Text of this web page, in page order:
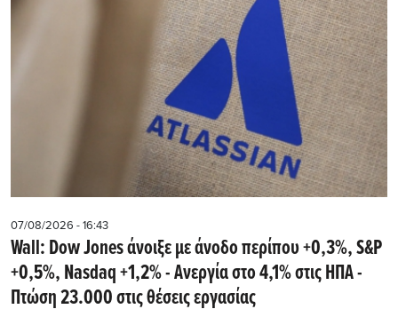
07/08/2026 - 16:43
Wall: Dow Jones άνοιξε με άνοδο περίπου +0,3%, S&P
+0,5%, Nasdaq +1,2% - Ανεργία στο 4,1% στις ΗΠΑ -
Πτώση 23.000 στις θέσεις εργασίας